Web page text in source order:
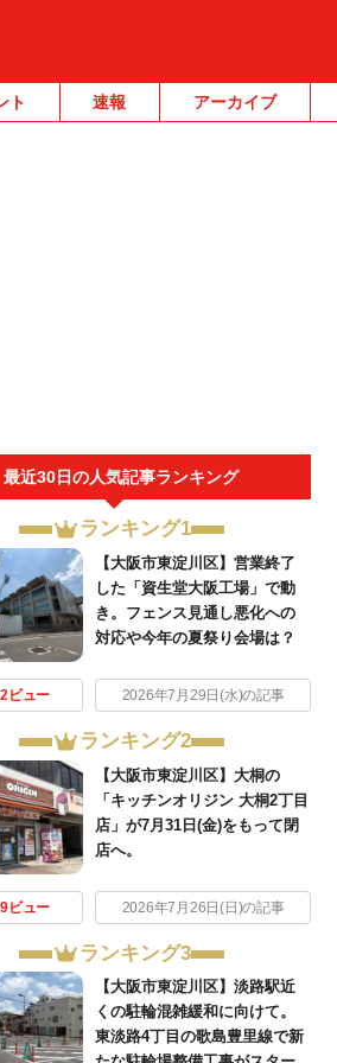
ト 速報 アーカイブ
最近30日の人気記事ランキング
ランキング1
【大阪市東淀川区】営業終了
した「資生堂大阪工場」で動
き。フェンス見通し悪化への
対応や今年の夏祭り会場は？
ビュー 2026年7月29日(水)の記事
ランキング2
【大阪市東淀川区】大桐の
「キッチンオリジン 大桐2丁目
店」が7月31日(金)をもって閉
店へ。
ビュー 2026年7月26日(日)の記事
ランキング3
【大阪市東淀川区】淡路駅近
くの駐輪混雑緩和に向けて。
東淡路4丁目の歌島豊里線で新